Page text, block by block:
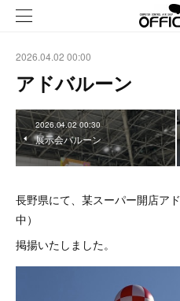
2026.04.02 00:00
アドバルーン
2026.04.02 00:30
展示会バルーン
長野県にて、某スーパー開店ア
中）
掲揚いたしました。